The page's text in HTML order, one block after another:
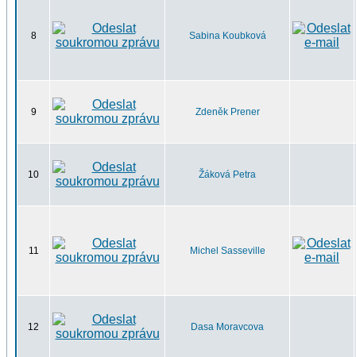
8 Sabina Koubková
9 Zdeněk Prener
10 Žáková Petra
11 Michel Sasseville
12 Dasa Moravcova